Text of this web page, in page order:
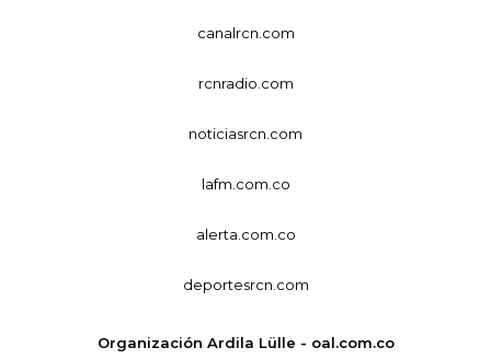
canalrcn.com
rcnradio.com
noticiasrcn.com
lafm.com.co
alerta.com.co
deportesrcn.com
Organización Ardila Lülle - oal.com.co